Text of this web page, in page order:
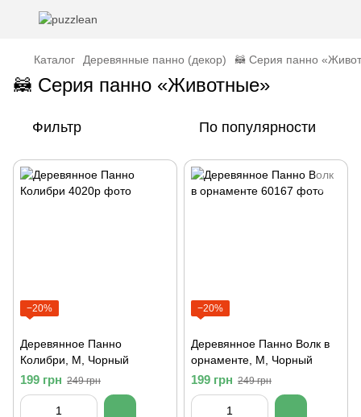
Каталог Деревянные панно (декор) 🦝 Серия панно
🦝 Серия панно «Животные»
Фильтр По популярности
−20%
Деревянное Панно
Колибри, M, Чорный
199 грн 249 грн
−20%
Деревянное Панно Волк в
орнаменте, M, Чорный
199 грн 249 грн